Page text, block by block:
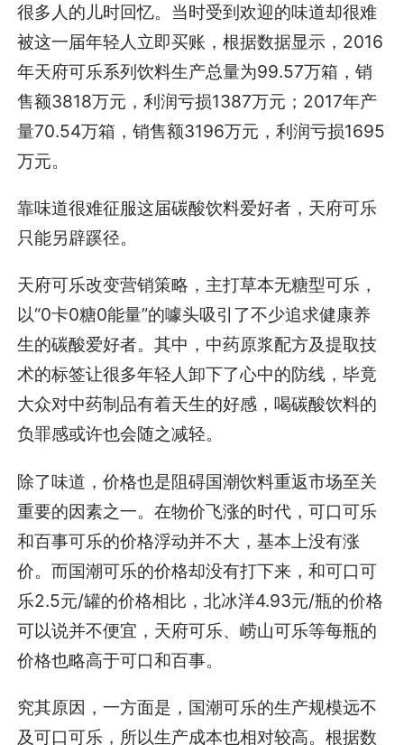
很多人的儿时回忆。当时受到欢迎的味道却很难
被这一届年轻人立即买账，根据数据显示，2016
年天府可乐系列饮料生产总量为99.57万箱，销
售额3818万元，利润亏损1387万元；2017年产
量70.54万箱，销售额3196万元，利润亏损1695
万元。
靠味道很难征服这届碳酸饮料爱好者，天府可乐
只能另辟蹊径。
天府可乐改变营销策略，主打草本无糖型可乐，
以“0卡0糖0能量”的噱头吸引了不少追求健康养
生的碳酸爱好者。其中，中药原浆配方及提取技
术的标签让很多年轻人卸下了心中的防线，毕竟
大众对中药制品有着天生的好感，喝碳酸饮料的
负罪感或许也会随之减轻。
除了味道，价格也是阻碍国潮饮料重返市场至关
重要的因素之一。在物价飞涨的时代，可口可乐
和百事可乐的价格浮动并不大，基本上没有涨
价。而国潮可乐的价格却没有打下来，和可口可
乐2.5元/罐的价格相比，北冰洋4.93元/瓶的价格
可以说并不便宜，天府可乐、崂山可乐等每瓶的
价格也略高于可口和百事。
究其原因，一方面是，国潮可乐的生产规模远不
及可口可乐，所以生产成本也相对较高。根据数